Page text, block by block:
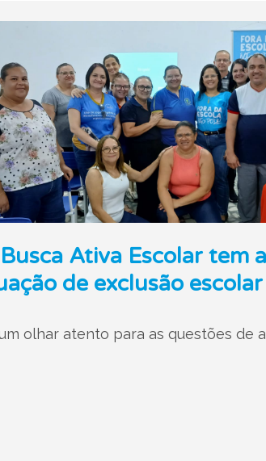
Ativa Escolar tem
de exclusão escolar
olhar atento para as questões de